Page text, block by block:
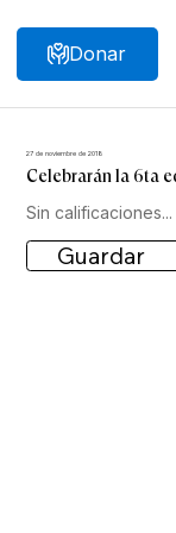
BuscarDonar
27 de noviembre de 2018
Celebrarán la 6ta
Sin calificaciones...
Guardar